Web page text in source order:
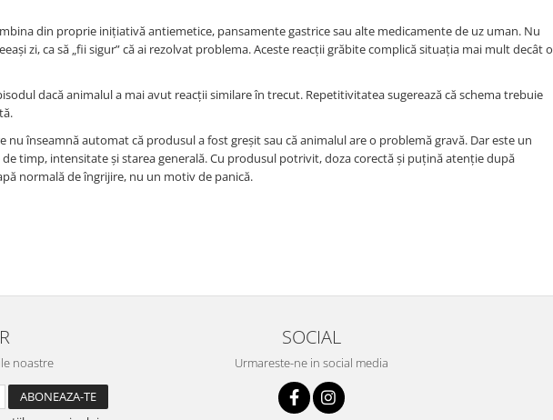
din proprie inițiativă antiemetice, pansamente gastrice sau alte medicamente de uz uman. Nu
zi, ca să „fii sigur” că ai rezolvat problema. Aceste reacții grăbite complică situația mai mult decât o
dacă animalul a mai avut reacții similare în trecut. Repetitivitatea sugerează că schema trebuie
nu înseamnă automat că produsul a fost greșit sau că animalul are o problemă gravă. Dar este un
timp, intensitate și starea generală. Cu produsul potrivit, doza corectă și puțină atenție după
normală de îngrijire, nu un motiv de panică.
noastre
SOCIAL
Urmareste-ne in social media